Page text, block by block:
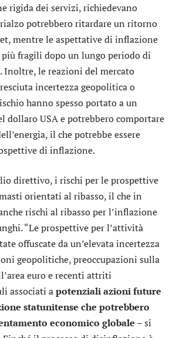
rigida dei servizi, richiedevano
potrebbero ritardare un ritorno
mentre le aspettative di inflazione
più fragili dopo un lungo periodo di
Inoltre, le reazioni del mercato
incertezza geopolitica o
hanno spesso portato a un
dollaro USA e potrebbero comportare
il che potrebbe essere
di inflazione.
direttivo, i rischi per le prospettive
orientati al ribasso, il che in
rischi al ribasso per l’inflazione
“Le prospettive per l’attività
offuscate da un’elevata incertezza
geopolitiche, preoccupazioni sulla
euro e recenti attriti
associati apotenziali azioni future
statunitense che potrebbero
economico globale – si